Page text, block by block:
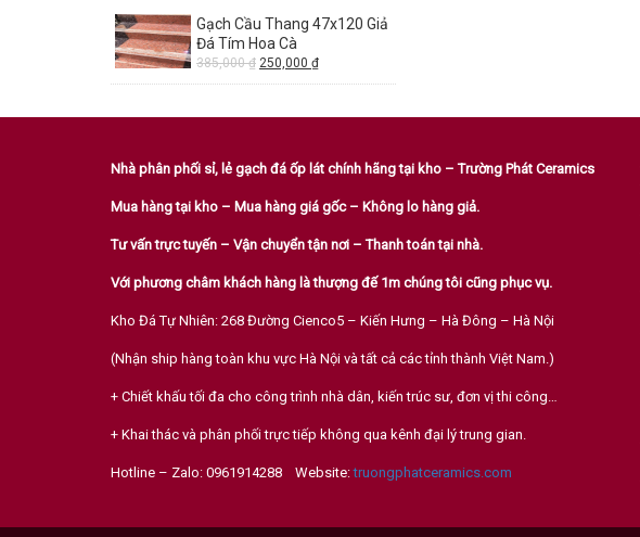
Gạch Cầu Thang 47x120 Giả
Đá Tím Hoa Cà
385,000₫ 250,000 ₫
Nhà phân phối sỉ, lẻ gạch đá ốp lát chính hãng tại kho – Trường Phát Ceramics
Mua hàng tại kho – Mua hàng giá gốc – Không lo hàng giả.
Tư vấn trực tuyến – Vận chuyển tận nơi – Thanh toán tại nhà.
Với phương châm khách hàng là thượng đế 1m chúng tôi cũng phục vụ.
Kho Đá Tự Nhiên: 268 Đường Cienco5 – Kiến Hưng – Hà Đông – Hà Nội
(Nhận ship hàng toàn khu vực Hà Nội và tất cả các tỉnh thành Việt Nam.)
+ Chiết khấu tối đa cho công trình nhà dân, kiến trúc sư, đơn vị thi công…
+ Khai thác và phân phối trực tiếp không qua kênh đại lý trung gian.
Hotline – Zalo: 0961914288 Website:truongphatceramics.com